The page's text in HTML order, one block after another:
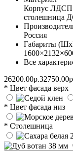
Корпус
столешница
Россия
Габариты
Все
26200.00р.
* Цвет фасада верх
* Цвет фасада низ
* Столешница